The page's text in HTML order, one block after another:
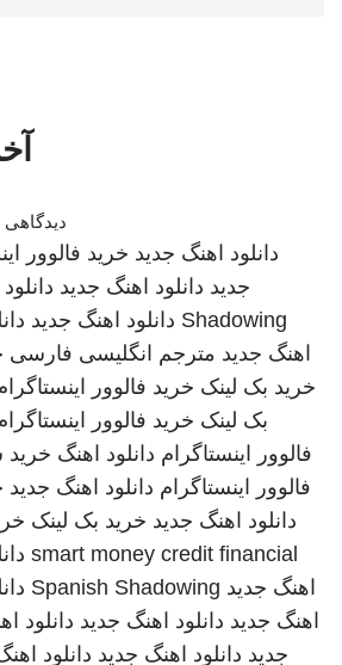
دیدگاهی
دانلود اهنگ جدید خرید فالوور
جدید دانلود اهنگ جدید
Shadowing دانلود اهنگ جدید
اهنگ جدید مترجم انگلیسی فارسی
خرید بک لینک خرید فالوور
بک لینک خرید فالوور
فالوور اینستاگرام دانلود اهنگ
فالوور اینستاگرام دانلود اهنگ جدید
دانلود اهنگ جدید خرید بک لینک
smart money credit financial
اهنگ جدید Spanish Shadowing
اهنگ جدید دانلود اهنگ جدید دانلود
جدید دانلود اهنگ جدید دانلود